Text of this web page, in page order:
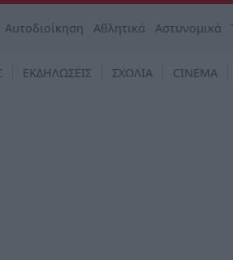
Αυτοδιοίκηση Αθλητικά Αστυνομικά
ΕΚΔΗΛΩΣΕΙΣ ΣΧΟΛΙΑ CINEMA